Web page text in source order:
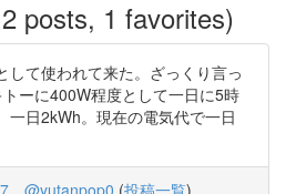
posts, 1 favorites)
して使われて来た。ざっくり言っ
ーに400W程度として一日に5時
一日2kWh。現在の電気代で一日
@yutanpop0 (投稿一覧)